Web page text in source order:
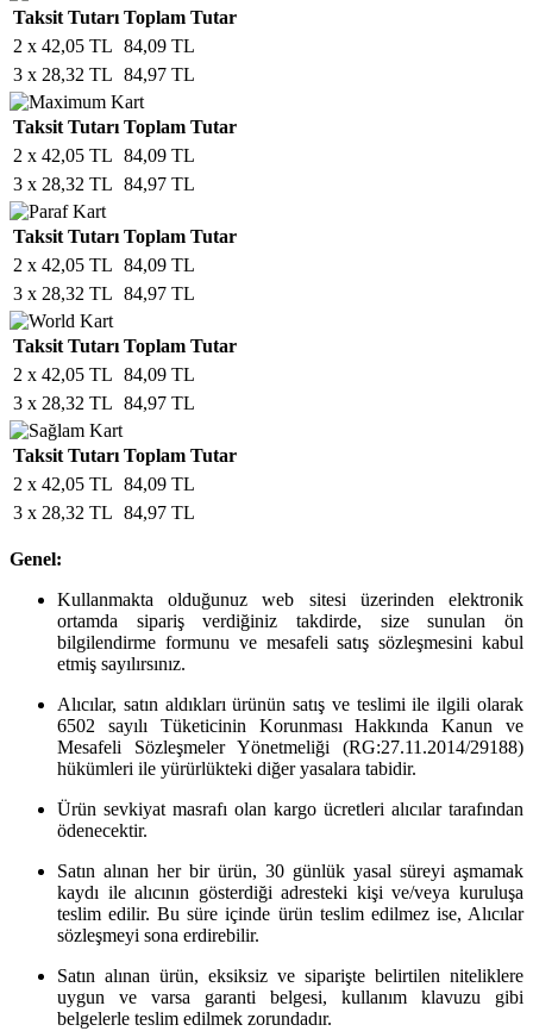
Taksit Tutarı Toplam Tutar
2 x 42,05 TL 84,09 TL
3 x 28,32 TL 84,97 TL
Taksit Tutarı Toplam Tutar
2 x 42,05 TL 84,09 TL
3 x 28,32 TL 84,97 TL
Taksit Tutarı Toplam Tutar
2 x 42,05 TL 84,09 TL
3 x 28,32 TL 84,97 TL
Taksit Tutarı Toplam Tutar
2 x 42,05 TL 84,09 TL
3 x 28,32 TL 84,97 TL
Taksit Tutarı Toplam Tutar
2 x 42,05 TL 84,09 TL
3 x 28,32 TL 84,97 TL
Genel:
Kullanmakta olduğunuz web sitesi üzerinden elektronik
ortamda sipariş verdiğiniz takdirde, size sunulan ön
bilgilendirme formunu ve mesafeli satış sözleşmesini kabul
etmiş sayılırsınız.
Alıcılar, satın aldıkları ürünün satış ve teslimi ile ilgili olarak
6502 sayılı Tüketicinin Korunması Hakkında Kanun ve
Mesafeli Sözleşmeler Yönetmeliği (RG:27.11.2014/29188)
hükümleri ile yürürlükteki diğer yasalara tabidir.
Ürün sevkiyat masrafı olan kargo ücretleri alıcılar tarafından
ödenecektir.
Satın alınan her bir ürün, 30 günlük yasal süreyi aşmamak
kaydı ile alıcının gösterdiği adresteki kişi ve/veya kuruluşa
teslim edilir. Bu süre içinde ürün teslim edilmez ise, Alıcılar
sözleşmeyi sona erdirebilir.
Satın alınan ürün, eksiksiz ve siparişte belirtilen niteliklere
uygun ve varsa garanti belgesi, kullanım klavuzu gibi
belgelerle teslim edilmek zorundadır.